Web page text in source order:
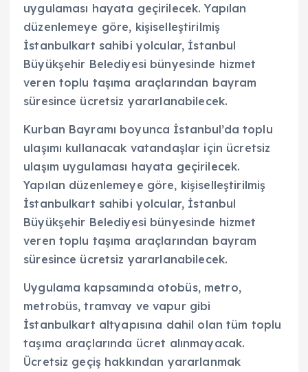
uygulaması hayata geçirilecek. Yapılan
düzenlemeye göre, kişiselleştirilmiş
İstanbulkart sahibi yolcular, İstanbul
Büyükşehir Belediyesi bünyesinde hizmet
veren toplu taşıma araçlarından bayram
süresince ücretsiz yararlanabilecek.
Kurban Bayramı boyunca İstanbul’da toplu
ulaşımı kullanacak vatandaşlar için ücretsiz
ulaşım uygulaması hayata geçirilecek.
Yapılan düzenlemeye göre, kişiselleştirilmiş
İstanbulkart sahibi yolcular, İstanbul
Büyükşehir Belediyesi bünyesinde hizmet
veren toplu taşıma araçlarından bayram
süresince ücretsiz yararlanabilecek.
Uygulama kapsamında otobüs, metro,
metrobüs, tramvay ve vapur gibi
İstanbulkart altyapısına dahil olan tüm toplu
taşıma araçlarında ücret alınmayacak.
Ücretsiz geçiş hakkından yararlanmak